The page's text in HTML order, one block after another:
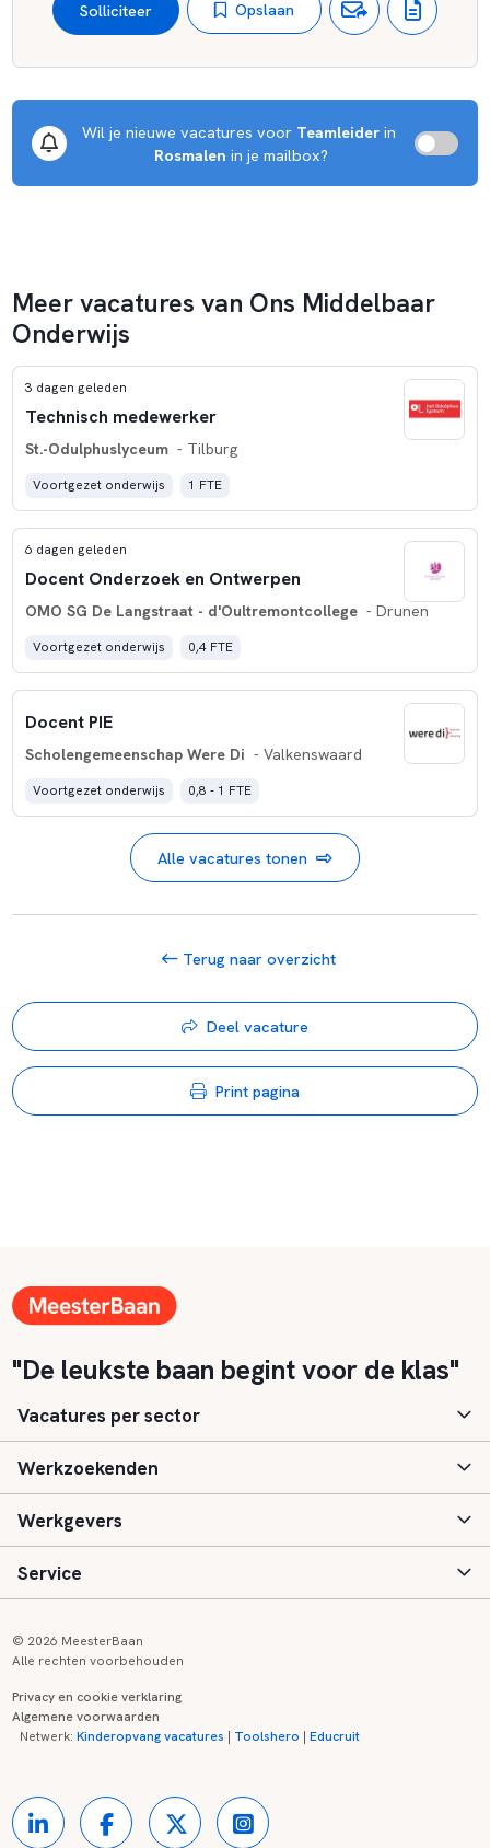
Solliciteer Opslaan
Wil je nieuwe vacatures voor Teamleider in
Rosmalen in je mailbox?
Meer vacatures van Ons Middelbaar
Onderwijs
3 dagen geleden
Technisch medewerker
St.-Odulphuslyceum - Tilburg
Voortgezet onderwijs 1 FTE
6 dagen geleden
Docent Onderzoek en Ontwerpen
OMO SG De Langstraat - d'Oultremontcollege - Drunen
Voortgezet onderwijs 0,4 FTE
Docent PIE
Scholengemeenschap Were Di - Valkenswaard
Voortgezet onderwijs 0,8 - 1 FTE
Alle vacatures tonen
Terug naar overzicht
Deel vacature
Print pagina
"De leukste baan begint voor de klas"
Vacatures per sector
Basisonderwijs
Speciaal (basis) onderwijs
Voortgezet onderwijs
Kinderopvang
Werkzoekenden
Aanmelden
Vacatures
Zij-instroom informatie
Onderwijsregio's
Werkgevers
Inloggen
Registreren
Contact
Service
Onderwijs links
Partners
© 2026 MeesterBaan
Alle rechten voorbehouden
Privacy en cookie verklaring
Algemene voorwaarden
Netwerk:Kinderopvang vacatures | Toolshero |Educruit